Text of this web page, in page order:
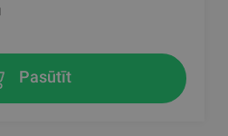
Pasūtīt